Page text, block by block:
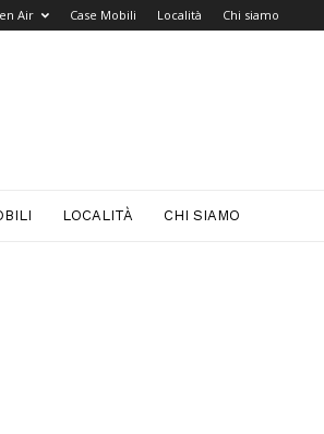
Air Case Mobili Località Chi siamo
LOCALITÀ CHI SIAMO